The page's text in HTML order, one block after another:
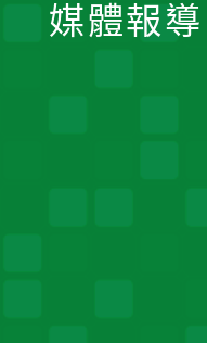
媒體報導